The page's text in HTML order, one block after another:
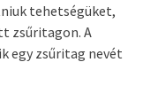
tehetségüket,
zsűritagon. A
egy zsűritag nevét